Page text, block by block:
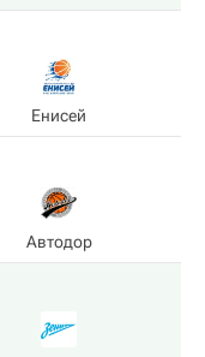
Енисей
Автодор